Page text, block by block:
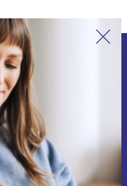
for
kr!
igen.